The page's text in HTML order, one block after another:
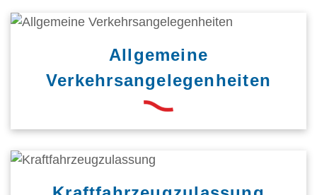
Allgemeine
Verkehrsangelegenheiten